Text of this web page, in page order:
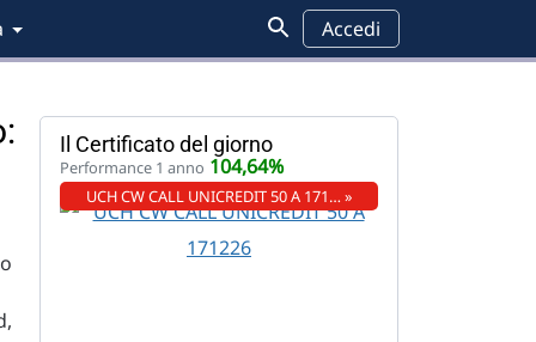
Accedi
Il Certificato del giorno
Performance 1 anno 104,64%
UCH CW CALL UNICREDIT 50 A 171… »